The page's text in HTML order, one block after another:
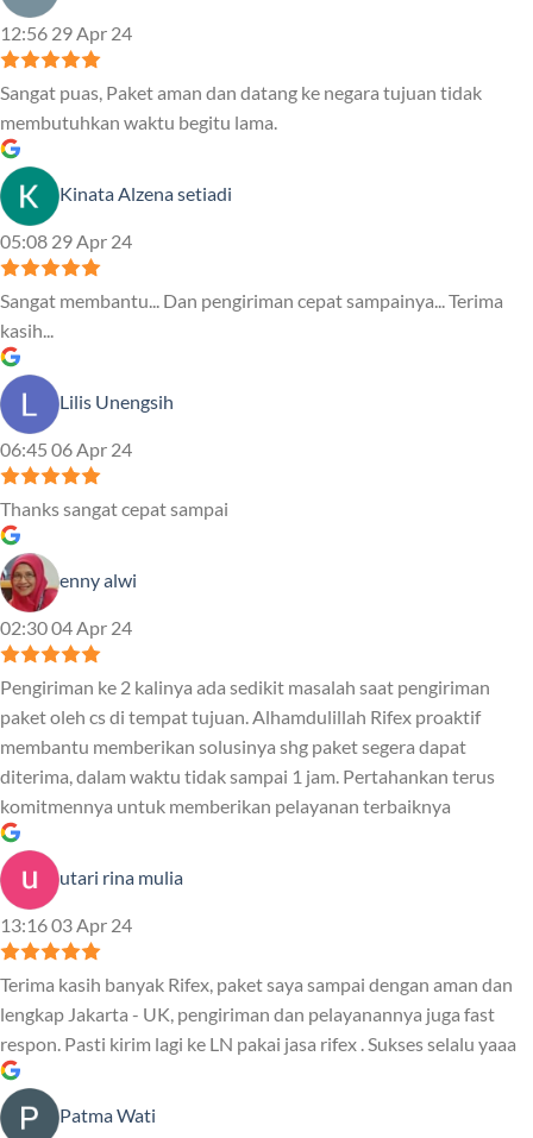
12:56 29 Apr 24
Sangat puas, Paket aman dan datang ke negara tujuan tidak
membutuhkan waktu begitu lama.
Kinata Alzena setiadi
05:08 29 Apr 24
Sangat membantu... Dan pengiriman cepat sampainya... Terima
kasih...
Lilis Unengsih
06:45 06 Apr 24
Thanks sangat cepat sampai
enny alwi
02:30 04 Apr 24
Pengiriman ke 2 kalinya ada sedikit masalah saat pengiriman
paket oleh cs di tempat tujuan. Alhamdulillah Rifex proaktif
membantu memberikan solusinya shg paket segera dapat
diterima, dalam waktu tidak sampai 1 jam. Pertahankan terus
komitmennya untuk memberikan pelayanan terbaiknya
utari rina mulia
13:16 03 Apr 24
Terima kasih banyak Rifex, paket saya sampai dengan aman dan
lengkap Jakarta - UK, pengiriman dan pelayanannya juga fast
respon. Pasti kirim lagi ke LN pakai jasa rifex . Sukses selalu yaaa
Patma Wati